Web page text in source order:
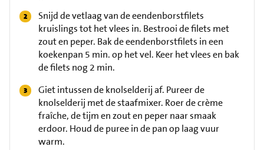
Snijd de vetlaag van de eendenborstfilets
kruislings tot het vlees in. Bestrooi de filets met
zout en peper. Bak de eendenborstfilets in een
koekenpan 5 min. op het vel. Keer het vlees en bak
de filets nog 2 min.
Giet intussen de knolselderij af. Pureer de
knolselderij met de staafmixer. Roer de crème
fraîche, de tijm en zout en peper naar smaak
erdoor. Houd de puree in de pan op laag vuur
warm.